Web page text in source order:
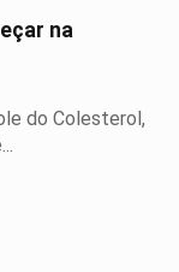
na
do Colesterol,